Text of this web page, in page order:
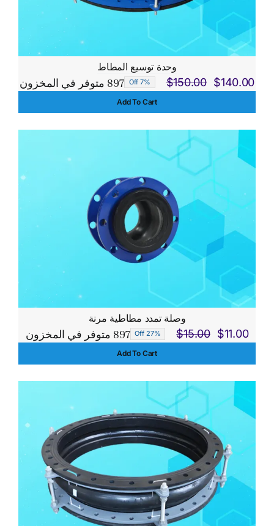
وحدة توسيع المطاط
$150.00
السعر
الأصلي
$140.00
السعر
الحالي
7% Off 897 متوفر في المخزون
Add To Cart
وصلة تمدد مطاطية مرنة
$15.00
السعر
الأصلي
$11.00
السعر
الحالي
27% Off 897 متوفر في المخزون
Add To Cart